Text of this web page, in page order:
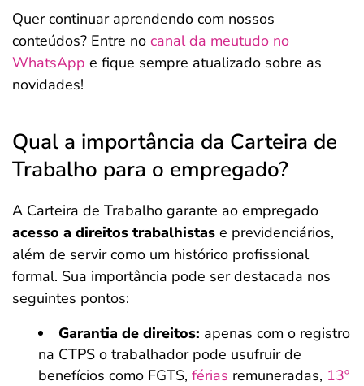
Quer continuar aprendendo com nossos
conteúdos? Entre no canal da meutudo no
WhatsApp e fique sempre atualizado sobre as
novidades!
Qual a importância da Carteira de
Trabalho para o empregado?
A Carteira de Trabalho garante ao empregado
acesso a direitos trabalhistas e previdenciários,
além de servir como um histórico profissional
formal. Sua importância pode ser destacada nos
seguintes pontos:
Garantia de direitos: apenas com o registro
na CTPS o trabalhador pode usufruir de
benefícios como FGTS, férias remuneradas, 13º